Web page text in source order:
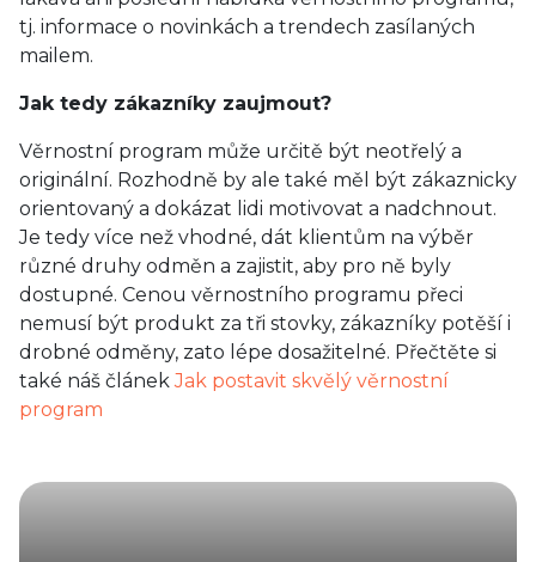
tj. informace o novinkách a trendech zasílaných
mailem.
Jak tedy zákazníky zaujmout?
Věrnostní program může určitě být neotřelý a
originální. Rozhodně by ale také měl být zákaznicky
orientovaný a dokázat lidi motivovat a nadchnout.
Je tedy více než vhodné, dát klientům na výběr
různé druhy odměn a zajistit, aby pro ně byly
dostupné. Cenou věrnostního programu přeci
nemusí být produkt za tři stovky, zákazníky potěší i
drobné odměny, zato lépe dosažitelné. Přečtěte si
také náš článekJak postavit skvělý věrnostní
program